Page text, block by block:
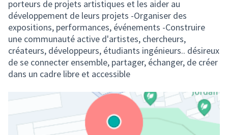
porteurs de projets artistiques et les aider au
développement de leurs projets -Organiser des
expositions, performances, événements -Construire
une communauté active d'artistes, chercheurs,
créateurs, développeurs, étudiants ingénieurs.. désireux
de se connecter ensemble, partager, échanger, de créer
dans un cadre libre et accessible